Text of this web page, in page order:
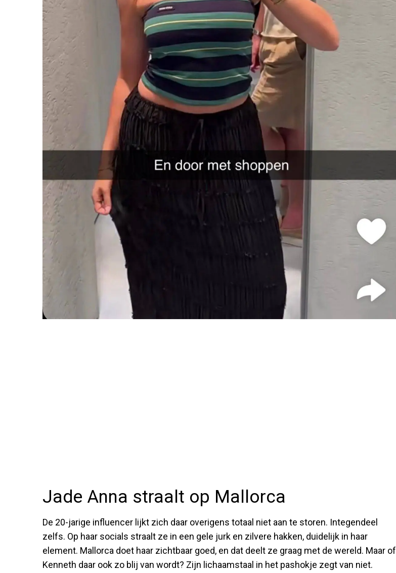
Jade Anna straalt op Mallorca
De 20-jarige influencer lijkt zich daar overigens totaal niet aan te storen. Integendeel
zelfs. Op haar socials straalt ze in een gele jurk en zilvere hakken, duidelijk in haar
element. Mallorca doet haar zichtbaar goed, en dat deelt ze graag met de wereld. Maar of
Kenneth daar ook zo blij van wordt? Zijn lichaamstaal in het pashokje zegt van niet.